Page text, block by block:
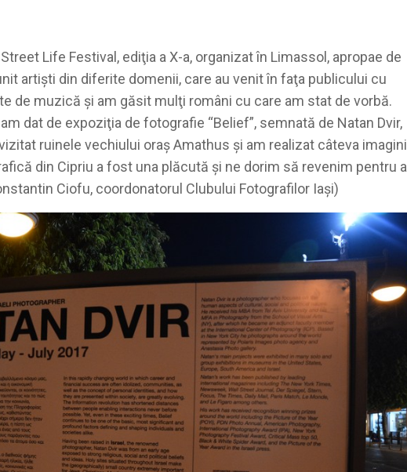
Life Festival, ediţia a X-a, organizat în Limassol, apropae de
artişti din diferite domenii, care au venit în faţa publicului cu
de muzică şi am găsit mulţi români cu care am stat de vorbă.
dat de expoziţia de fotografie “Belief”, semnată de Natan Dvir,
ruinele vechiului oraş Amathus şi am realizat câteva imagini
din Cipriu a fost una plăcută şi ne dorim să revenim pentru a
Ciofu, coordonatorul Clubului Fotografilor Iaşi)